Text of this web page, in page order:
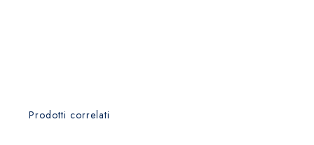
Prodotti correlati